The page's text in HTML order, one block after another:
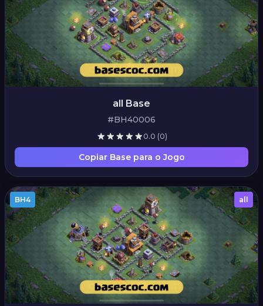
all Base
#BH40006
0.0 (0)
Copiar Base para o Jogo
BH4 all